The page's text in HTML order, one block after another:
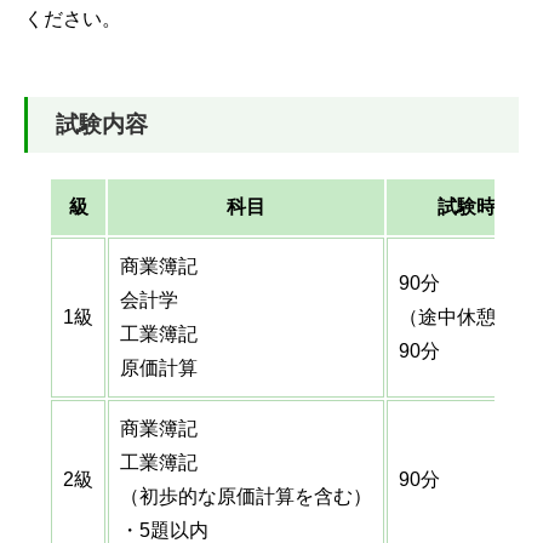
ください。
試験内容
級 科目 試験時間
1級
商業簿記
会計学
工業簿記
原価計算
90分
（途中休憩あり
90分
2級
商業簿記
工業簿記
（初歩的な原価計算を含む）
・5題以内
90分